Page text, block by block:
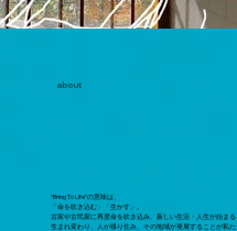
about
“Bring To Life”の意味は、
「命を吹き込む」「生かす」。
古家や古民家に再度命を吹き込み、新しい生活・人生が始ま
生まれ変わり、人が移り住み、その地域が発展することが私た